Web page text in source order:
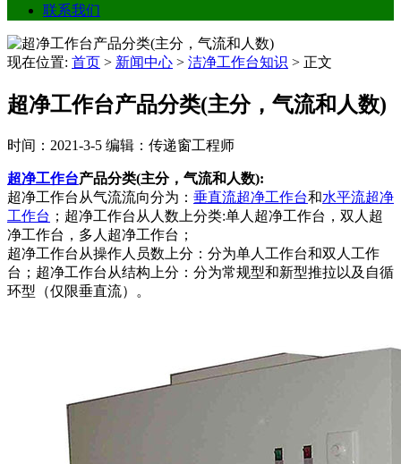
联系我们
现在位置: 首页 > 新闻中心 > 洁净工作台知识 > 正文
超净工作台产品分类(主分，气流和人数)
时间：2021-3-5 编辑：传递窗工程师
超净工作台产品分类(主分，气流和人数):
超净工作台从气流流向分为： 垂直流超净工作台和水平流超净
工作台 ；超净工作台从人数上分类:单人超净工作台，双人超
净工作台，多人超净工作台；
超净工作台从操作人员数上分：分为单人工作台和双人工作
台；超净工作台从结构上分：分为常规型和新型推拉以及自循
环型（仅限垂直流）。